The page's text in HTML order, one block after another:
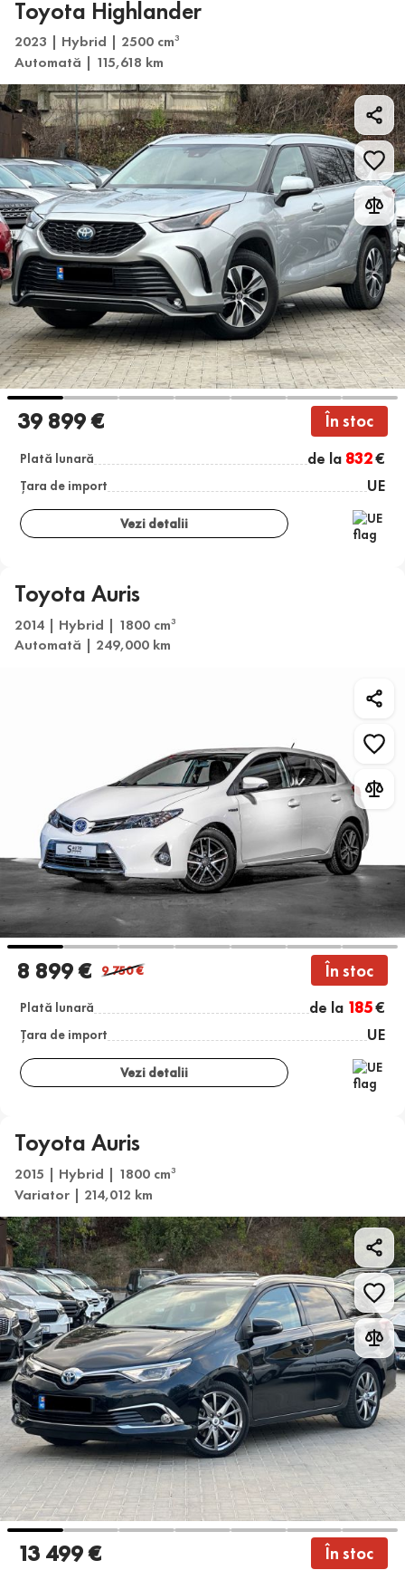
Toyota Highlander
2023 | Hybrid | 2500 cm3
Automată | 115,618 km
39 899 € În stoc
Plată lunară de la 832€
Țara de import UE
Vezi detalii
Toyota Auris
2014 | Hybrid | 1800 cm3
Automată | 249,000 km
8 899 € 9 750€ În stoc
Plată lunară de la 185€
Țara de import UE
Vezi detalii
Toyota Auris
2015 | Hybrid | 1800 cm3
Variator | 214,012 km
13 499 € În stoc